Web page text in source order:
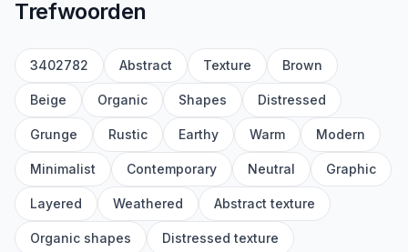
Trefwoorden
3402782 Abstract Texture Brown
Beige Organic Shapes Distressed
Grunge Rustic Earthy Warm Modern
Minimalist Contemporary Neutral Graphic
Layered Weathered Abstract texture
Organic shapes Distressed texture